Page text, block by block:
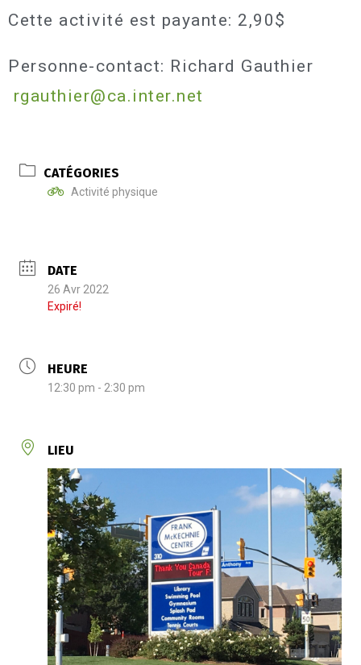
Cette activité est payante: 2,90$
Personne-contact: Richard Gauthier
rgauthier@ca.inter.net
CATÉGORIES
Activité physique
DATE
26 Avr 2022
Expiré!
HEURE
12:30 pm - 2:30 pm
LIEU